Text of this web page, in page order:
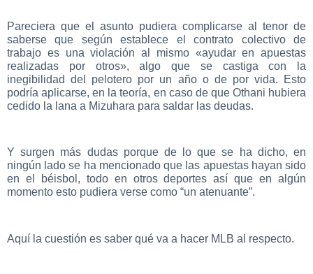
Pareciera que el asunto pudiera complicarse al tenor de
saberse que según establece el contrato colectivo de
trabajo es una violación al mismo «ayudar en apuestas
realizadas por otros», algo que se castiga con la
inegibilidad del pelotero por un año o de por vida. Esto
podría aplicarse, en la teoría, en caso de que Othani hubiera
cedido la lana a Mizuhara para saldar las deudas.
Y surgen más dudas porque de lo que se ha dicho, en
ningún lado se ha mencionado que las apuestas hayan sido
en el béisbol, todo en otros deportes así que en algún
momento esto pudiera verse como “un atenuante”.
Aquí la cuestión es saber qué va a hacer MLB al respecto.